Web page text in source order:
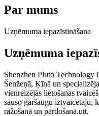
Par mums
Uzņēmuma iepazīstināšana
Uzņēmuma
Shenzhen Pluto Technology
Šenžeņā, Ķīnā un
vienreizējās lietošanas
sauso garšaugu iztvaicētāju,
ražošanā un pārdošanā.utt.